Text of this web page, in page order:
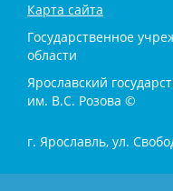
Карта сайта
Государственное
области
Ярославский
им. В.С. Розова ©
г. Ярославль, ул.